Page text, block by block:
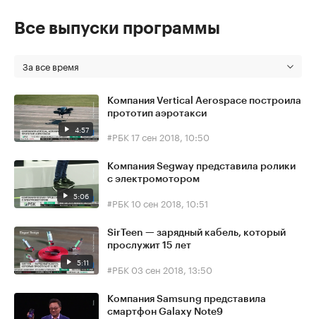
Все выпуски программы
За все время
4:57
Компания Vertical Aerospace построила
прототип аэротакси
#РБК17 сен 2018, 10:50
5:06
Компания Segway представила ролики
с электромотором
#РБК10 сен 2018, 10:51
5:11
SirTeen — зарядный кабель, который
прослужит 15 лет
#РБК 03 сен 2018, 13:50
Компания Samsung представила
смартфон Galaxy Note9